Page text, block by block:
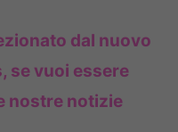
dal nuovo
se vuoi essere
nostre notizie